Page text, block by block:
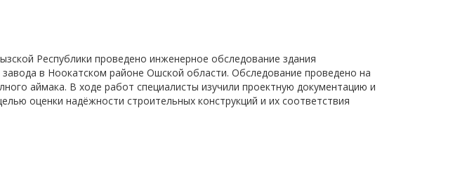
Республики проведено инженерное обследование здания
в Ноокатском районе Ошской области. Обследование проведено на
аймака. В ходе работ специалисты изучили проектную документацию и
оценки надёжности строительных конструкций и их соответствия